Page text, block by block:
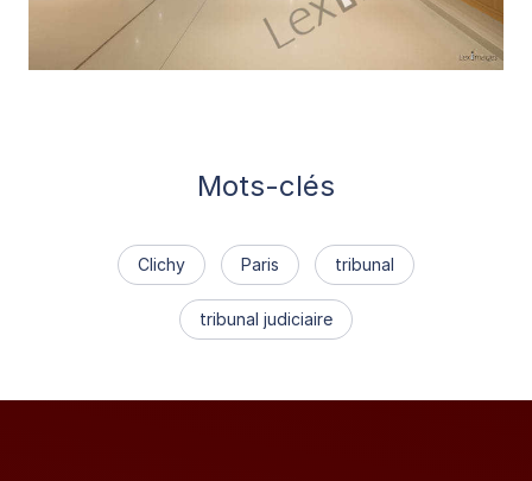
Mots-clés
Clichy Paris tribunal
tribunal judiciaire